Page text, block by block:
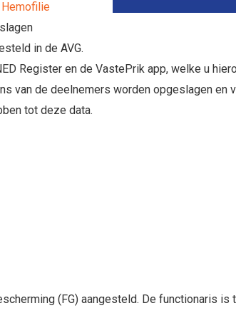
in de AVG.
Register en de VastePrik app, welke u
van de deelnemers worden opgeslagen en
tot deze data.
(FG) aangesteld. De functionaris is